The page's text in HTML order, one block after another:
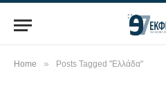
Home » Posts Tagged "Ελλάδα"